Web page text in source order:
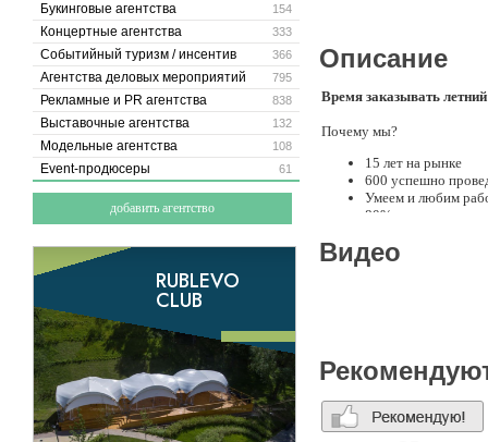
154
Букинговые агентства
333
Концертные агентства
366
Событийный туризм / инсентив
795
Агентства деловых мероприятий
838
Рекламные и PR агентства
132
Выставочные агентства
108
Модельные агентства
61
Event-продюсеры
добавить агентство
Описание
Время заказывать
Почему мы?
15 лет на рынке
600 успешно
Умеем и любим
80% клиентов
Нам доверяют:
Улучшают
Повышают доверие
Приносят
Видео